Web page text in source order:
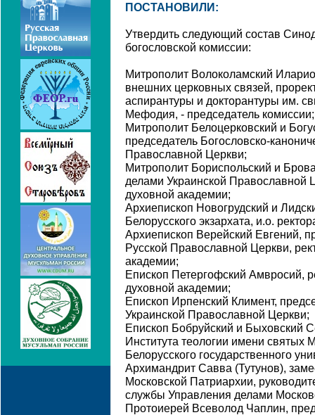
ПОСТАНОВИЛИ:
Утвердить следующий состав
богословской комиссии:
Митрополит Волоколамский
внешних церковных связей,
аспирантуры и докторантуры им.
Мефодия, - председатель комиссии;
Митрополит Белоцерковский и
председатель Богословско-
Православной Церкви;
Митрополит Бориспольский и
делами Украинской Православной
духовной академии;
Архиепископ Новогрудский и
Белорусского экзархата, и.о.
Архиепископ Верейский Евгений,
Русской Православной Церкви,
академии;
Епископ Петергофский Амвросий,
духовной академии;
Епископ Ирпенский Климент,
Украинской Православной Церкви;
Епископ Бобруйский и Быховский
Института теологии имени святых
Белорусского государственного
Архимандрит Савва (Тутунов),
Московской Патриархии,
службы Управления делами
Протоиерей Всеволод Чаплин,